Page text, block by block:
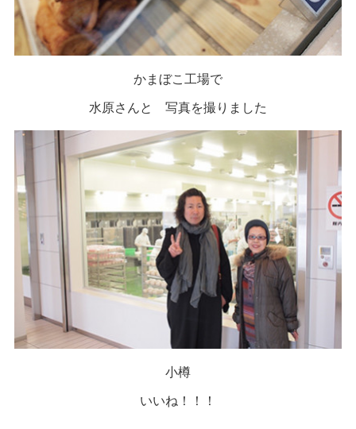
かまぼこ工場で
水原さんと 写真を撮りました
小樽
いいね！！！